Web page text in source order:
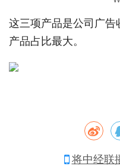
这三项产品是公司广
产品占比最大。
将中经联